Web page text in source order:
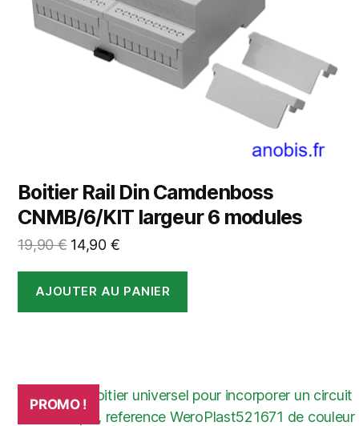
Boitier Rail Din Camdenboss
CNMB/6/KIT largeur 6 modules
19,90€ Le
initial
était :
14,90 €Le
actuel
est :
AJOUTER AU PANIER
PROMO !